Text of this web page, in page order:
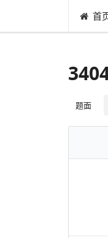
首
题面